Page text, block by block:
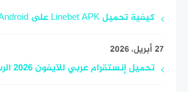
كيفية تحميل Linebet APK على Android خطوة بخطوة
27 أبريل، 2026
تحميل إنستقرام عربي للآيفون 2026 الرسمي اخر إصدار